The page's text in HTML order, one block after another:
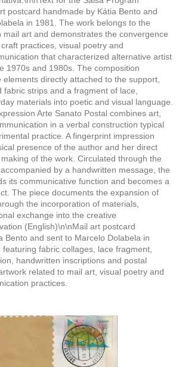
postcard handmade by Kátia Bento and
in 1981. The work belongs to the
mail art and demonstrates the convergence
practices, visual poetry and
that characterized alternative artist
1970s and 1980s. The composition
elements directly attached to the support,
fabric strips and a fragment of lace,
materials into poetic and visual language.
Arte Sanato Postal combines art,
in a verbal construction typical
practice. A fingerprint impression
presence of the author and her direct
of the work. Circulated through the
by a handwritten message, the
its communicative function and becomes a
The piece documents the expansion of
the incorporation of materials,
exchange into the creative
(English)\n\nMail art postcard
Bento and sent to Marcelo Dolabela in
fabric collages, lace fragment,
handwritten inscriptions and postal
related to mail art, visual poetry and
practices.